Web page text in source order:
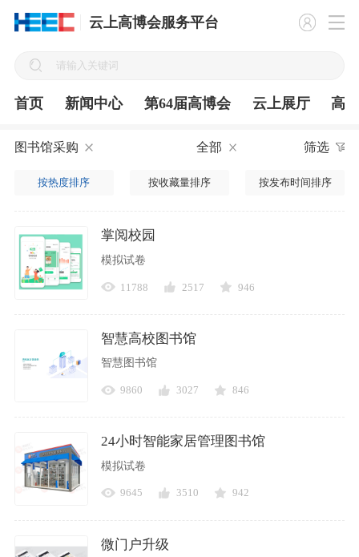
云上高博会服务平台
首页 新闻中心 第64届高博会 云上展厅 高
图书馆采购 全部 筛选
按热度排序 按收藏量排序 按发布时间排序
掌阅校园
模拟试卷
11788 2517 946
智慧高校图书馆
智慧图书馆
9860 3027 846
24小时智能家居管理图书馆
模拟试卷
9645 3510 942
微门户升级